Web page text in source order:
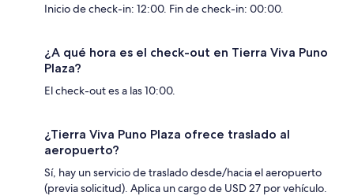
Inicio de check-in: 12:00. Fin de check-in: 00:00.
¿A qué hora es el check-out en Tierra Viva Puno
Plaza?
El check-out es a las 10:00.
¿Tierra Viva Puno Plaza ofrece traslado al
aeropuerto?
Sí, hay un servicio de traslado desde/hacia el aeropuerto
(previa solicitud). Aplica un cargo de USD 27 por vehículo.